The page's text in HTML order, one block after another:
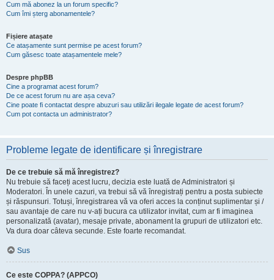
Cum mă abonez la un forum specific?
Cum îmi șterg abonamentele?
Fișiere atașate
Ce atașamente sunt permise pe acest forum?
Cum găsesc toate atașamentele mele?
Despre phpBB
Cine a programat acest forum?
De ce acest forum nu are așa ceva?
Cine poate fi contactat despre abuzuri sau utilizări ilegale legate de acest forum?
Cum pot contacta un administrator?
Probleme legate de identificare și înregistrare
De ce trebuie să mă înregistrez?
Nu trebuie să faceți acest lucru, decizia este luată de Administratori și
Moderatori. În unele cazuri, va trebui să vă înregistrați pentru a posta subiecte
și răspunsuri. Totuși, înregistrarea vă va oferi acces la conținut suplimentar și /
sau avantaje de care nu v-ați bucura ca utilizator invitat, cum ar fi imaginea
personalizată (avatar), mesaje private, abonament la grupuri de utilizatori etc.
Va dura doar câteva secunde. Este foarte recomandat.
Sus
Ce este COPPA? (APPCO)